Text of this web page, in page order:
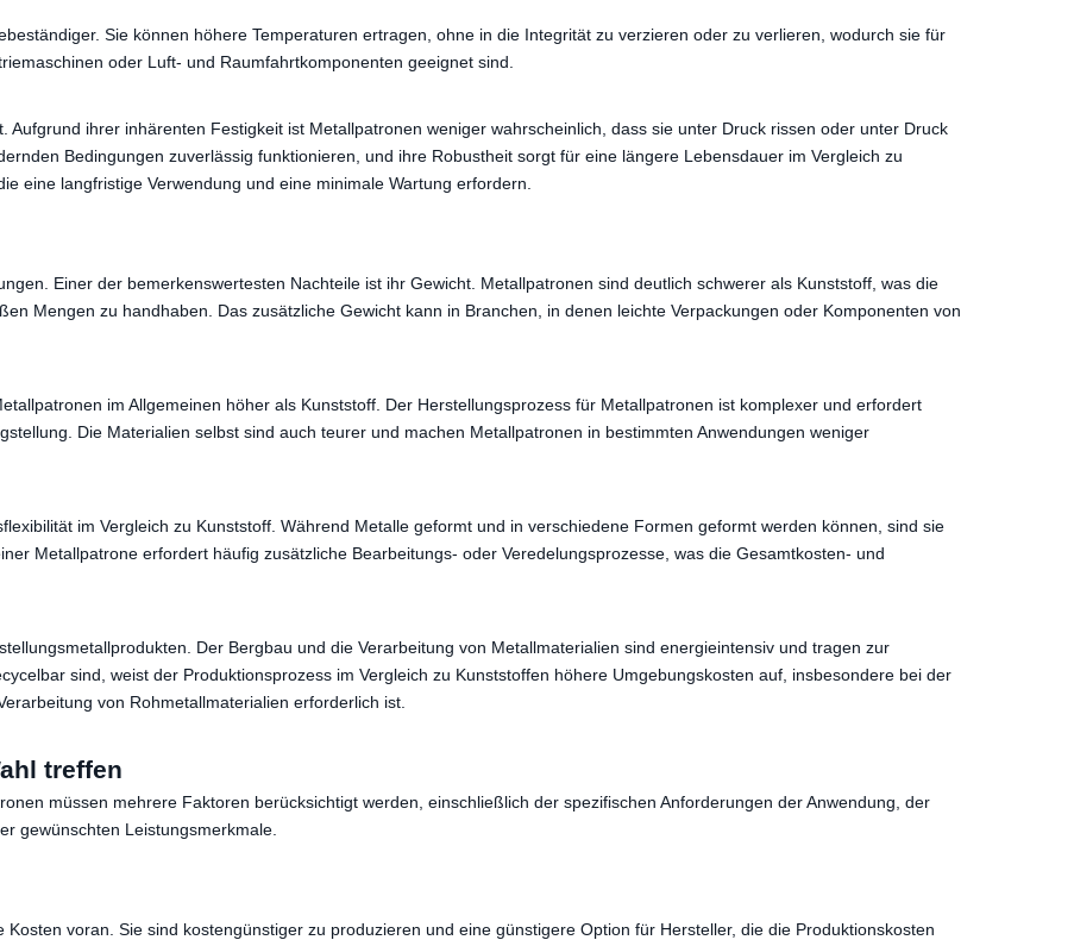
Sie können höhere Temperaturen ertragen, ohne in die Integrität zu verzieren oder zu verlieren, wodurch sie für
oder Luft- und Raumfahrtkomponenten geeignet sind.
Aufgrund ihrer inhärenten Festigkeit ist Metallpatronen weniger wahrscheinlich, dass sie unter Druck rissen oder unter Druck
Bedingungen zuverlässig funktionieren, und ihre Robustheit sorgt für eine längere Lebensdauer im Vergleich zu
eine langfristige Verwendung und eine minimale Wartung erfordern.
Einer der bemerkenswertesten Nachteile ist ihr Gewicht. Metallpatronen sind deutlich schwerer als Kunststoff, was die
Mengen zu handhaben. Das zusätzliche Gewicht kann in Branchen, in denen leichte Verpackungen oder Komponenten von
im Allgemeinen höher als Kunststoff. Der Herstellungsprozess für Metallpatronen ist komplexer und erfordert
Die Materialien selbst sind auch teurer und machen Metallpatronen in bestimmten Anwendungen weniger
im Vergleich zu Kunststoff. Während Metalle geformt und in verschiedene Formen geformt werden können, sind sie
Metallpatrone erfordert häufig zusätzliche Bearbeitungs- oder Veredelungsprozesse, was die Gesamtkosten- und
Der Bergbau und die Verarbeitung von Metallmaterialien sind energieintensiv und tragen zur
sind, weist der Produktionsprozess im Vergleich zu Kunststoffen höhere Umgebungskosten auf, insbesondere bei der
von Rohmetallmaterialien erforderlich ist.
treffen
müssen mehrere Faktoren berücksichtigt werden, einschließlich der spezifischen Anforderungen der Anwendung, der
gewünschten Leistungsmerkmale.
voran. Sie sind kostengünstiger zu produzieren und eine günstigere Option für Hersteller, die die Produktionskosten